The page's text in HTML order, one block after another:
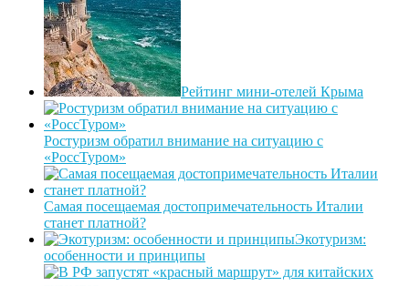
Рейтинг мини-отелей Крыма
Ростуризм обратил внимание на ситуацию с
«РоссТуром»
Самая посещаемая достопримечательность Италии
станет платной?
Экотуризм:
особенности и принципы